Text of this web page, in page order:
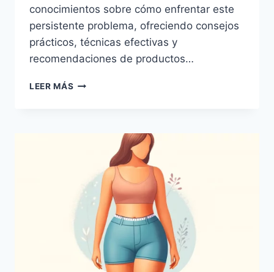
conocimientos sobre cómo enfrentar este
persistente problema, ofreciendo consejos
prácticos, técnicas efectivas y
recomendaciones de productos…
LEER MÁS MOHO:
ALQUILER